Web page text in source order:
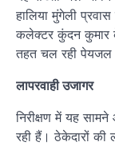
हालिया मुंगेली
कलेक्टर कुंदन कुमार
तहत चल रही पेयजल
लापरवाही उजागर
निरीक्षण में यह
रही हैं। ठेकेदारों की